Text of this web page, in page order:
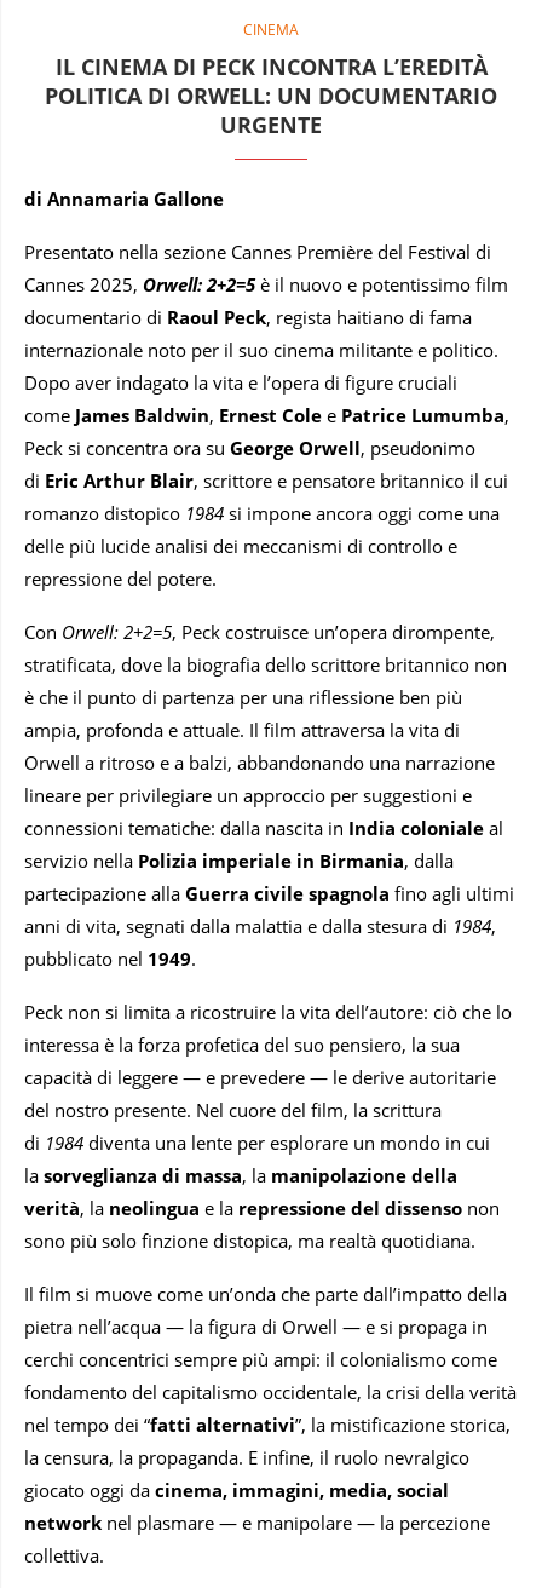
CINEMA
IL CINEMA DI PECK INCONTRA L’EREDITÀ
POLITICA DI ORWELL: UN DOCUMENTARIO
URGENTE
di Annamaria Gallone
Presentato nella sezione Cannes Première del Festival di
Cannes 2025, Orwell: 2+2=5è il nuovo e potentissimo film
documentario di Raoul Peck, regista haitiano di fama
internazionale noto per il suo cinema militante e politico.
Dopo aver indagato la vita e l’opera di figure cruciali
come James Baldwin, Ernest Cole e Patrice Lumumba,
Peck si concentra ora su George Orwell, pseudonimo
di Eric Arthur Blair, scrittore e pensatore britannico il cui
romanzo distopico 1984 si impone ancora oggi come una
delle più lucide analisi dei meccanismi di controllo e
repressione del potere.
Con Orwell: 2+2=5, Peck costruisce un’opera dirompente,
stratificata, dove la biografia dello scrittore britannico non
è che il punto di partenza per una riflessione ben più
ampia, profonda e attuale. Il film attraversa la vita di
Orwell a ritroso e a balzi, abbandonando una narrazione
lineare per privilegiare un approccio per suggestioni e
connessioni tematiche: dalla nascita in India coloniale al
servizio nella Polizia imperiale in Birmania, dalla
partecipazione alla Guerra civile spagnola fino agli ultimi
anni di vita, segnati dalla malattia e dalla stesura di 1984,
pubblicato nel 1949.
Peck non si limita a ricostruire la vita dell’autore: ciò che lo
interessa è la forza profetica del suo pensiero, la sua
capacità di leggere — e prevedere — le derive autoritarie
del nostro presente. Nel cuore del film, la scrittura
di 1984 diventa una lente per esplorare un mondo in cui
la sorveglianza di massa, la manipolazione della
verità, la neolingua e la repressione del dissenso non
sono più solo finzione distopica, ma realtà quotidiana.
Il film si muove come un’onda che parte dall’impatto della
pietra nell’acqua — la figura di Orwell — e si propaga in
cerchi concentrici sempre più ampi: il colonialismo come
fondamento del capitalismo occidentale, la crisi della verità
nel tempo dei “fatti alternativi”, la mistificazione storica,
la censura, la propaganda. E infine, il ruolo nevralgico
giocato oggi da cinema, immagini, media, social
network nel plasmare — e manipolare — la percezione
collettiva.